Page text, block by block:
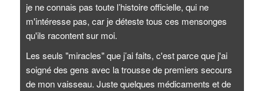
je ne connais pas toute l’histoire officielle, qui ne
m'intéresse pas, car je déteste tous ces mensonges
qu'ils racontent sur moi.
Les seuls "miracles" que j’ai faits, c'est parce que j'ai
soigné des gens avec la trousse de premiers secours
de mon vaisseau. Juste quelques médicaments et de